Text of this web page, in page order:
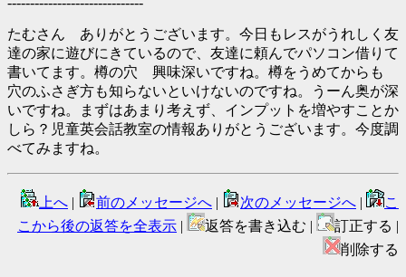
たむさん ありがとうございます。今日もレスがうれしく友
達の家に遊びにきているので、友達に頼んでパソコン借りて
書いてます。樽の穴 興味深いですね。樽をうめてからも
穴のふさぎ方も知らないといけないのですね。うーん奥が深
いですね。まずはあまり考えず、インプットを増やすことか
しら？児童英会話教室の情報ありがとうございます。今度調
べてみますね。
上へ | 前のメッセージへ | 次のメッセージへ |
こ
こから後の返答を全表示 | 返答を書き込む |
訂正する |
削除する